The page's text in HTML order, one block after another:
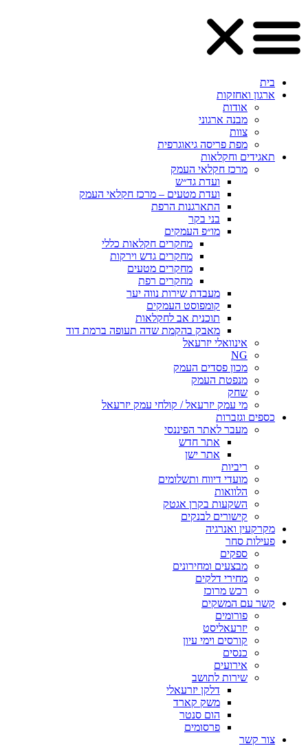
בית
ארגון ואחזקות
אודות
מבנה ארגוני
צוות
מפת פריסה גיאוגרפית
תאגידים וחקלאות
מרכז חקלאי העמק
ועדת גד״ש
ועדת מטעים – מרכז חקלאי העמק
התארגנות הרפת
בני בקר
מו״פ העמקים
מחקרים חקלאות כללי
מחקרים גדש וירקות
מחקרים מטעים
מחקרים רפת
מעבדת שירות נווה יער
קומפוסט העמקים
תוכנית אב לחקלאות
מאבק בהקמת שדה תעופה ברמת דוד
אינוואלי יזרעאל
NG
מכון פסדים העמק
מנפטת העמק
שחק
מי עמק יזרעאל / קולחי עמק יזרעאל
כספים וגזברות
מעבר לאתר הפיננסי
אתר חדש
אתר ישן
ריביות
מועדי דיווח ותשלומים
הלוואות
השקעות בקרן אגטק
קישורים לבנקים
מקרקעין ואנרגיה
פעילות סחר
ספקים
מבצעים ומחירונים
מחירי דלקים
רכש מרוכז
קשר עם המשקים
פורומים
יזרעאליסט
קורסים וימי עיון
כנסים
אירועים
שירות לתושב
דלקן יזרעאלי
משק קארד
הום סנטר
פרסומים
צור קשר